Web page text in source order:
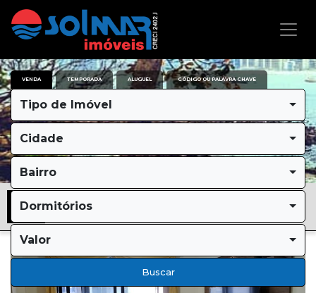
VENDA TEMPORADA ALUGUEL CÓDIGO OU PALAVRA CHAVE
Tipo de Imóvel
Cidade
Bairro
Dormitórios
Valor
Buscar